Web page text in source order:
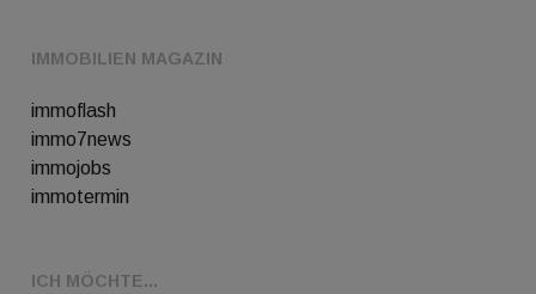
IMMOBILIEN MAGAZIN
immoflash
immo7news
immojobs
immotermin
ICH MÖCHTE...